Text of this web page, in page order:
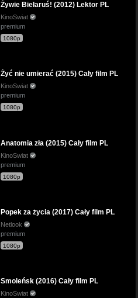
Żywie Biełaruś! (2012) Lektor PL
KinoSwiat
premium
1080p
Żyć nie umierać (2015) Cały film PL
KinoSwiat
premium
1080p
Anatomia zła (2015) Cały film PL
KinoSwiat
premium
1080p
Popek za życia (2017) Cały film PL
Netlook
premium
1080p
Smoleńsk (2016) Cały film PL
KinoSwiat